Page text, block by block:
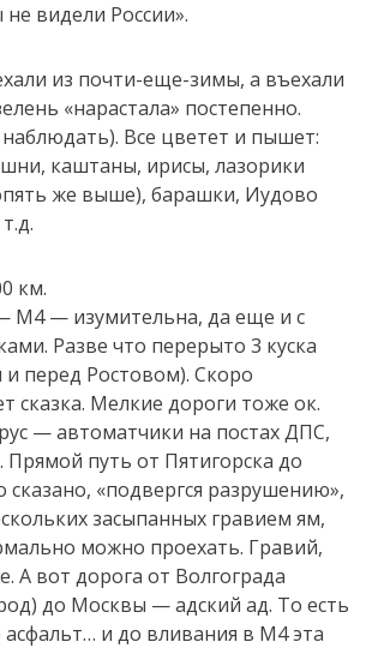
видели России».
из почти-еще-зимы, а въехали
«нарастала» постепенно.
Все цветет и пышет:
каштаны, ирисы, лазорики
же выше), барашки, Иудово
км.
М4 — изумительна, да еще и с
Разве что перерыто 3 куска
перед Ростовом). Скоро
сказка. Мелкие дороги тоже ок.
— автоматчики на постах ДПС,
Прямой путь от Пятигорска до
сказано, «подвергся разрушению»,
засыпанных гравием ям,
можно проехать. Гравий,
А вот дорога от Волгограда
до Москвы — адский ад. То есть
и до вливания в М4 эта